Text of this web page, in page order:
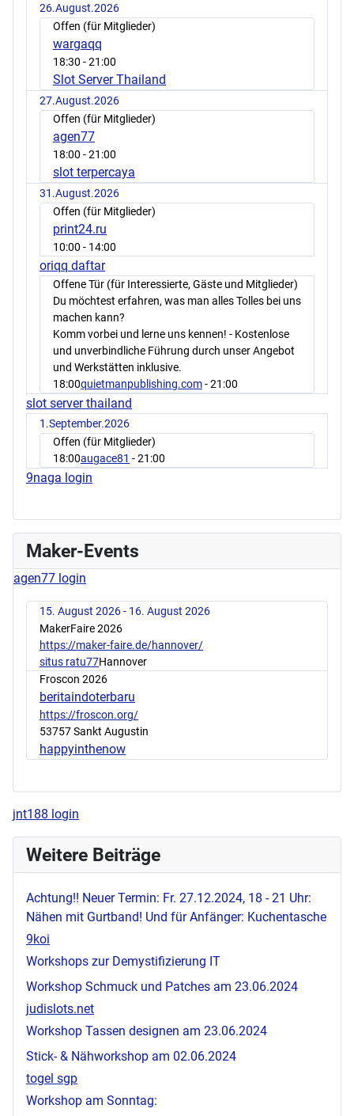
26.August.2026
Offen (für Mitglieder)
wargaqq
18:30 - 21:00
Slot Server Thailand
27.August.2026
Offen (für Mitglieder)
agen77
18:00 - 21:00
slot terpercaya
31.August.2026
Offen (für Mitglieder)
print24.ru
10:00 - 14:00
oriqq daftar
Offene Tür (für Interessierte, Gäste und Mitglieder)
Du möchtest erfahren, was man alles Tolles bei uns
machen kann?
Komm vorbei und lerne uns kennen! - Kostenlose
und unverbindliche Führung durch unser Angebot
und Werkstätten inklusive.
18:00quietmanpublishing.com- 21:00
slot server thailand
1.September.2026
Offen (für Mitglieder)
18:00augace81 - 21:00
9naga login
Maker-Events
agen77 login
15. August 2026 - 16. August 2026
MakerFaire 2026
https://maker-faire.de/hannover/
situs ratu77Hannover
Froscon 2026
beritaindoterbaru
https://froscon.org/
53757 Sankt Augustin
happyinthenow
jnt188 login
Weitere Beiträge
Achtung!! Neuer Termin: Fr. 27.12.2024, 18 - 21 Uhr:
Nähen mit Gurtband! Und für Anfänger: Kuchentasche
9koi
Workshops zur Demystifizierung IT
Workshop Schmuck und Patches am 23.06.2024
judislots.net
Workshop Tassen designen am 23.06.2024
Stick- & Nähworkshop am 02.06.2024
togel sgp
Workshop am Sonntag: